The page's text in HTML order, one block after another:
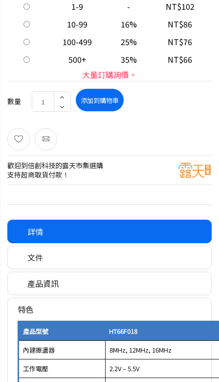
1-9
-
NT$102
10-99
16%
NT$86
100-499
25%
NT$76
500+
35%
NT$66
大量訂購詢價。
數量 添加到購物車
歡迎到倍創科技的露天市集選購
支持超商取貨付款！
詳情
文件
產品資訊
特色
產品型號
HT66F018
內建振盪器
8MHz, 12MHz, 16MHz
工作電壓
2.2V – 5.5V